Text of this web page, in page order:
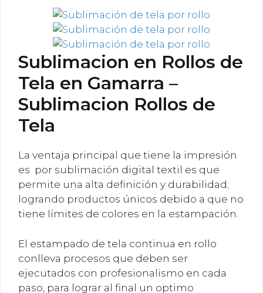
Sublimacion en Rollos de
Tela en Gamarra –
Sublimacion Rollos de
Tela
La ventaja principal que tiene la impresión
es por sublimación digital textil es que
permite una alta definición y durabilidad;
logrando productos únicos debido a que no
tiene límites de colores en la estampación.
El estampado de tela continua en rollo
conlleva procesos que deben ser
ejecutados con profesionalismo en cada
paso, para lograr al final un optimo